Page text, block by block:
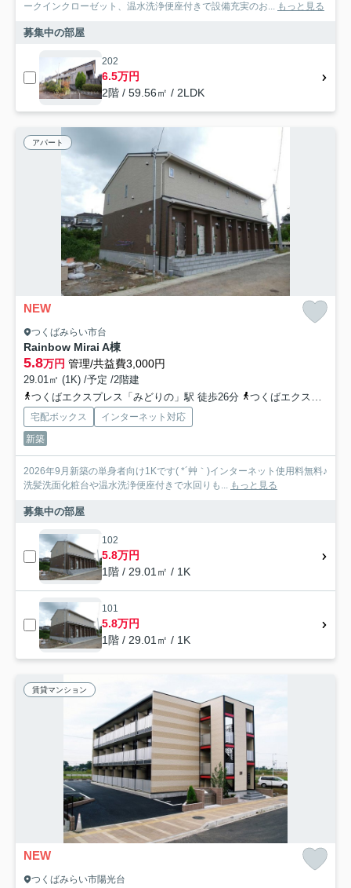
ークインクローゼット、温水洗浄便座付きで設備充実のお... もっと見る
募集中の部屋
202
6.5万円
2階 / 59.56㎡ / 2LDK
アパート
NEW
つくばみらい市台
Rainbow Mirai A棟
5.8万円 管理/共益費3,000円
29.01㎡ (1K) /予定 /2階建
つくばエクスプレス「みどりの」駅 徒歩26分
つくばエクスプレス「万博記念公園」駅 徒歩52分
宅配ボックス
インターネット対応
新築
2026年9月新築の単身者向け1Kです( *´艸｀)インターネット使用料無料♪
洗髪洗面化粧台や温水洗浄便座付きで水回りも... もっと見る
募集中の部屋
102
5.8万円
1階 / 29.01㎡ / 1K
101
5.8万円
1階 / 29.01㎡ / 1K
賃貸マンション
NEW
つくばみらい市陽光台